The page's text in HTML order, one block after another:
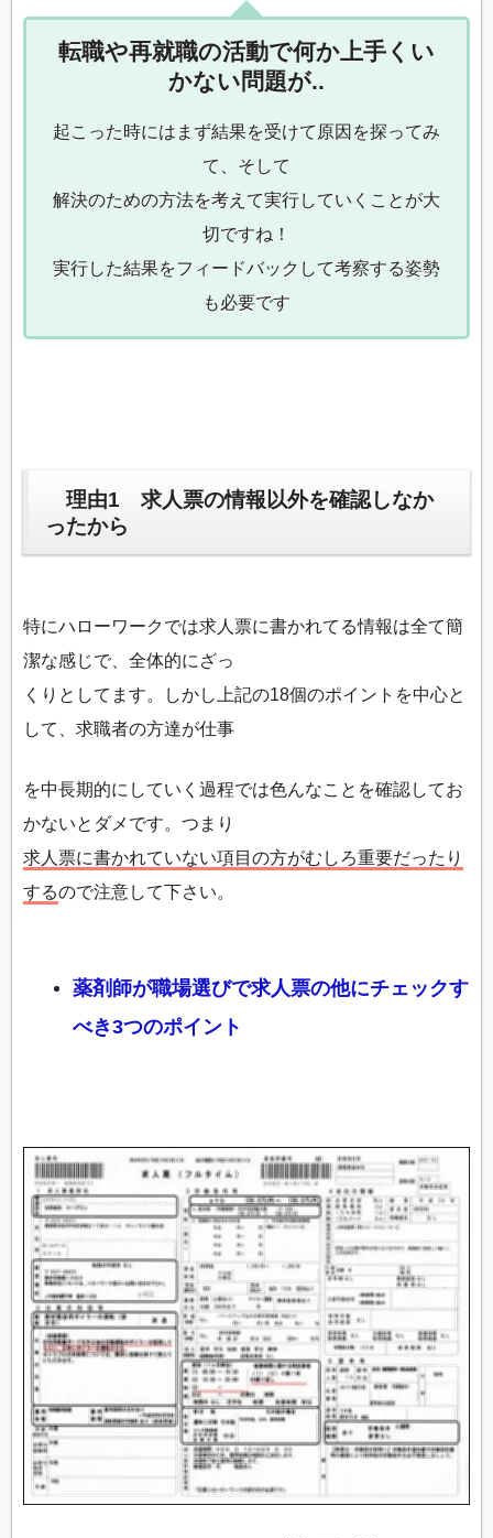
転職や再就職の活動で何か上手くい
かない問題が..
起こった時にはまず結果を受けて原因を探ってみ
て、そして
解決のための方法を考えて実行していくことが大
切ですね！
実行した結果をフィードバックして考察する姿勢
も必要です
理由1 求人票の情報以外を確認しなか
ったから
特にハローワークでは求人票に書かれてる情報は全て簡
潔な感じで、全体的にざっ
くりとしてます。しかし上記の18個のポイントを中心と
して、求職者の方達が仕事
を中長期的にしていく過程では色んなことを確認してお
かないとダメです。つまり
求人票に書かれていない項目の方がむしろ重要だったり
するので注意して下さい。
薬剤師が職場選びで求人票の他にチェックす
べき3つのポイント